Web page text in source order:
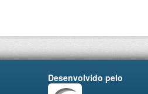
Desenvolvido pelo